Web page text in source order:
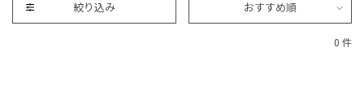
絞り込み おすすめ順
0 件